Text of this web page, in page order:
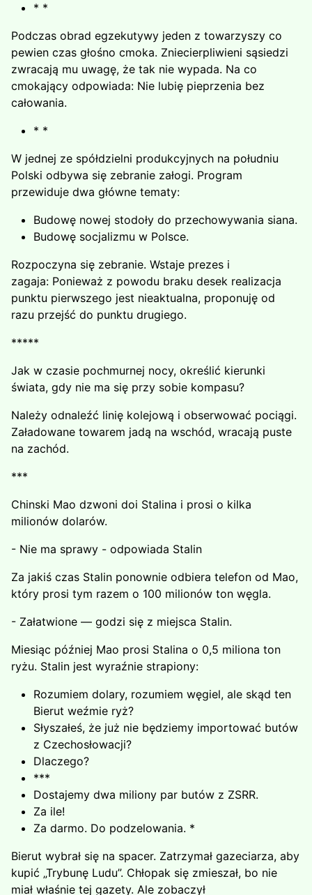
* *
Podczas obrad egzekutywy jeden z towarzyszy co
pewien czas głośno cmoka. Zniecierpliwieni sąsiedzi
zwracają mu uwagę, że tak nie wypada. Na co
cmokający odpowiada: Nie lubię pieprzenia bez
całowania.
* *
W jednej ze spółdzielni produkcyjnych na południu
Polski odby­wa się zebranie załogi. Program
przewiduje dwa główne tematy:
Budowę nowej stodoły do przechowywania siana.
Budowę socjalizmu w Polsce.
Rozpoczyna się zebranie. Wstaje prezes i
zagaja: Ponieważ z powodu braku desek realizacja
punktu pierw­szego jest nieaktualna, proponuję od
razu przejść do punktu drugiego.
*****
Jak w czasie pochmurnej nocy, określić kierunki
świata, gdy nie ma się przy sobie kompasu?
Należy odnaleźć linię kolejową i obserwować pociągi.
Załado­wane towarem jadą na wschód, wracają puste
na zachód.
***
Chinski Mao dzwoni doi Stalina i prosi o kilka
milionów dolarów.
- Nie ma sprawy - odpowiada Stalin
Za jakiś czas Stalin ponownie odbiera telefon od Mao,
który prosi tym razem o 100 milionów ton węgla.
- Załatwione — godzi się z miejsca Stalin.
Miesiąc później Mao prosi Stalina o 0,5 miliona ton
ryżu. Stalin jest wyraźnie strapiony:
Rozumiem dolary, rozumiem węgiel, ale skąd ten
Bierut weźmie ryż?
Słyszałeś, że już nie będziemy importować butów
z Czecho­słowacji?
Dlaczego?
***
Dostajemy dwa miliony par butów z ZSRR.
Za ile!
Za darmo. Do podzelowania. *
Bierut wybrał się na spacer. Zatrzymał gazeciarza, aby
kupić „Trybunę Ludu”. Chłopak się zmieszał, bo nie
miał właśnie tej gazety. Ale zobaczył